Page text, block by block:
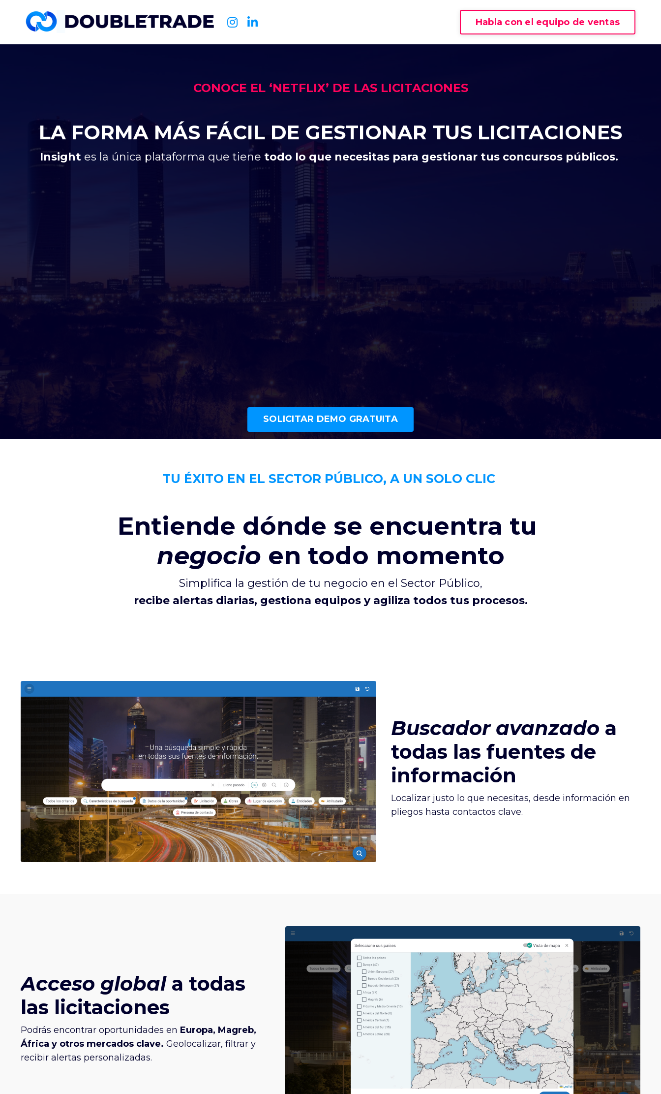
Habla con el equipo de ventas
CONOCE EL‘NETFLIX’ DE LASLICITACIONES
LA FORMA MÁS FÁCIL DE GESTIONAR TUS LICITACIONES
Insight es la única plataforma que tiene todo lo que necesitas para gestionar tus concursos públicos.
SOLICITAR DEMO GRATUITA
TU ÉXITO EN EL SECTOR PÚBLICO, A UN SOLO CLIC
Entiende dónde se encuentra tu
negocio en todo momento
Simplifica la gestión de tu negocio en el Sector Público,
recibe alertas diarias, gestiona equipos y agiliza todos tus procesos.
Buscador avanzado a
todas las fuentes de
información
Localizar justo lo que necesitas, desde información en
pliegos hasta contactos clave.
Acceso globala todas
las licitaciones
Podrás encontrar oportunidades en Europa, Magreb,
África y otros mercados clave. Geolocalizar, filtrar y
recibir alertas personalizadas.